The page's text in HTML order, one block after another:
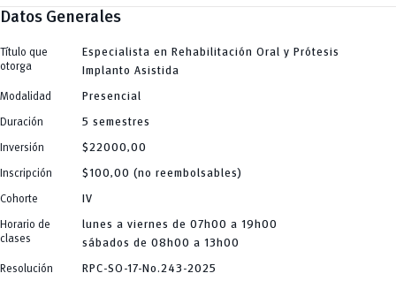
Dir. Posgrados
add
Equipo
Arquitectura
Artes y Humanidades
C.Sociales
Educación, Artes y Humanidades
Ingeniería
Ingeniería Industria y Construcción
INgenieriaIndustria y Construcción
Ingenierías
Ingenierías, Tecnologías, Arquitectura, y Agropecuarias
Salud Humana y Bienestar
y Agropecuarias
Especializaciones
remove
Doctorados
add
Artes y Humanidades
C.Sociales
Educación, Artes y Humanidades
Ingeniería
INgenieriaIndustria y Construcción
Ingenierías
Salud Humana y Bienestar
Cursos Especializados
Artes y Humanidades
C.Sociales
Educación, Artes y Humanidades
Ingeniería
Ingeniería Industria y Construcción
INgenieriaIndustria y Construcción
Ingenierías
Datos Generales
Título que
otorga
Especialista en Rehabilitación Oral y Prótesis
Implanto Asistida
Modalidad Presencial
Duración 5 semestres
Inversión $22000,00
Inscripción $100,00 (no reembolsables)
Cohorte IV
Horario de
clases
lunes a viernes de 07h00 a 19h00
sábados de 08h00 a 13h00
Resolución RPC-SO-17-No.243-2025